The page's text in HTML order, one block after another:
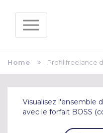
Home Profil freelance
Visualisez l'ensemble
avec le forfait BOSS